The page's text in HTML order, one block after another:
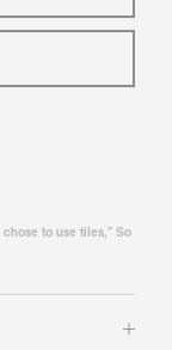
to use tiles,” So